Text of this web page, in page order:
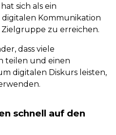
sich als ein
Kommunikation
zu erreichen.
dass viele
teilen und einen
digitalen Diskurs leisten,
schnell auf den